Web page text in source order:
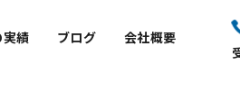
績 ブログ 会社概要